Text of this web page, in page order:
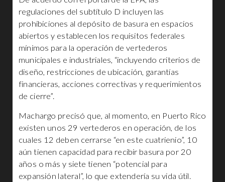
regulaciones del subtítulo D incluyen las
prohibiciones al depósito de basura en espacios
abiertos y establecen los requisitos federales
mínimos para la operación de vertederos
municipales e industriales, “incluyendo criterios de
diseño, restricciones de ubicación, garantías
financieras, acciones correctivas y requerimientos
de cierre”.
Machargo precisó que, al momento, en Puerto Rico
existen unos 29 vertederos en operación, de los
cuales 12 deben cerrarse “en este cuatrienio”, 10
aún tienen capacidad para recibir basura por 20
años o más y siete tienen “potencial para
expansión lateral”, lo que extendería su vida útil.